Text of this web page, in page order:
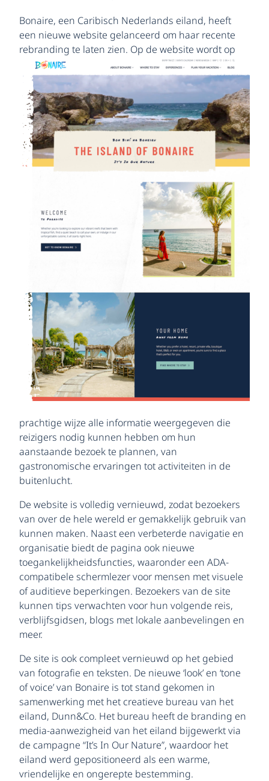
Bonaire, een Caribisch Nederlands eiland, heeft
een nieuwe website gelanceerd om haar recente
rebranding te laten zien. Op de website wordt op
prachtige wijze alle informatie weergegeven die
reizigers nodig kunnen hebben om hun
aanstaande bezoek te plannen, van
gastronomische ervaringen tot activiteiten in de
buitenlucht.
De website is volledig vernieuwd, zodat bezoekers
van over de hele wereld er gemakkelijk gebruik van
kunnen maken. Naast een verbeterde navigatie en
organisatie biedt de pagina ook nieuwe
toegankelijkheidsfuncties, waaronder een ADA-
compatibele schermlezer voor mensen met visuele
of auditieve beperkingen. Bezoekers van de site
kunnen tips verwachten voor hun volgende reis,
verblijfsgidsen, blogs met lokale aanbevelingen en
meer.
De site is ook compleet vernieuwd op het gebied
van fotografie en teksten. De nieuwe ‘look’ en ‘tone
of voice’ van Bonaire is tot stand gekomen in
samenwerking met het creatieve bureau van het
eiland, Dunn&Co. Het bureau heeft de branding en
media-aanwezigheid van het eiland bijgewerkt via
de campagne “It’s In Our Nature”, waardoor het
eiland werd gepositioneerd als een warme,
vriendelijke en ongerepte bestemming.